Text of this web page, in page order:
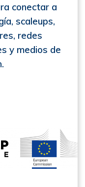
conectar a
scaleups,
redes
y medios de